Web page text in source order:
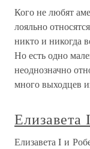
Кого не любят
лояльно
никто и никогда
Но есть одно
неоднозначно
много выходцев
Елизавета
Елизавета I и